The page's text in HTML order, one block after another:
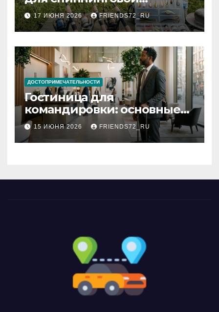
рыбалки: назначение и
типы
17 ИЮНЯ 2026 FRIENDS72_RU
ДОСТОПРИМЕЧАТЕЛЬНОСТИ
Гостиница для
командировки: основные
критерии выбора
15 ИЮНЯ 2026 FRIENDS72_RU